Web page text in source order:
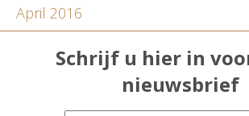
April 2016
Schrijf u hier in
nieuwsbrief